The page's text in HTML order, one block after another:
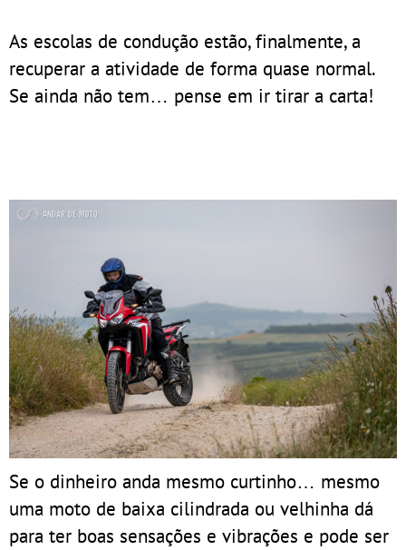
As escolas de condução estão, finalmente, a
recuperar a atividade de forma quase normal.
Se ainda não tem… pense em ir tirar a carta!
Se o dinheiro anda mesmo curtinho… mesmo
uma moto de baixa cilindrada ou velhinha dá
para ter boas sensações e vibrações e pode ser